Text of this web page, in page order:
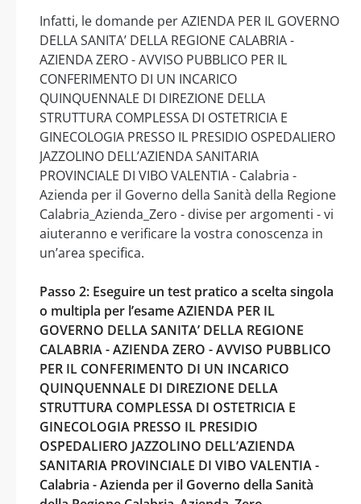
Infatti, le domande per AZIENDA PER IL GOVERNO
DELLA SANITA’ DELLA REGIONE CALABRIA -
AZIENDA ZERO - AVVISO PUBBLICO PER IL
CONFERIMENTO DI UN INCARICO
QUINQUENNALE DI DIREZIONE DELLA
STRUTTURA COMPLESSA DI OSTETRICIA E
GINECOLOGIA PRESSO IL PRESIDIO OSPEDALIERO
JAZZOLINO DELL’AZIENDA SANITARIA
PROVINCIALE DI VIBO VALENTIA - Calabria -
Azienda per il Governo della Sanità della Regione
Calabria_Azienda_Zero - divise per argomenti - vi
aiuteranno e verificare la vostra conoscenza in
un’area specifica.
Passo 2: Eseguire un test pratico a scelta singola
o multipla per l’esame AZIENDA PER IL
GOVERNO DELLA SANITA’ DELLA REGIONE
CALABRIA - AZIENDA ZERO - AVVISO PUBBLICO
PER IL CONFERIMENTO DI UN INCARICO
QUINQUENNALE DI DIREZIONE DELLA
STRUTTURA COMPLESSA DI OSTETRICIA E
GINECOLOGIA PRESSO IL PRESIDIO
OSPEDALIERO JAZZOLINO DELL’AZIENDA
SANITARIA PROVINCIALE DI VIBO VALENTIA -
Calabria - Azienda per il Governo della Sanità